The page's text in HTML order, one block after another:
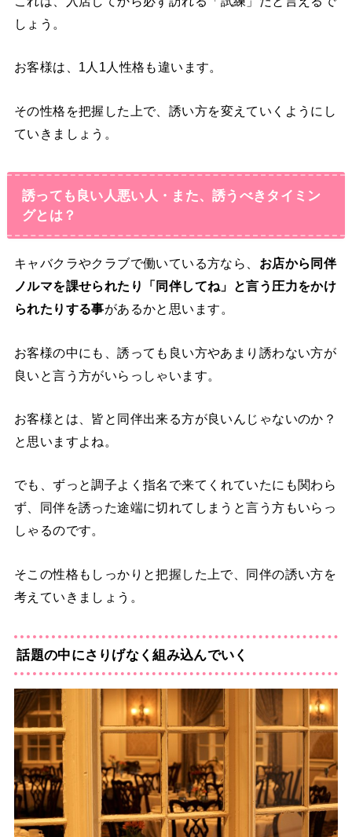
しょう。
お客様は、1人1人性格も違います。
その性格を把握した上で、誘い方を変えていくようにし
ていきましょう。
誘っても良い人悪い人・また、誘うべきタイミン
グとは？
キャバクラやクラブで働いている方なら、 お店から同伴
ノルマを課せられたり「同伴してね」と言う圧力をかけ
られたりする事があるかと思います。
お客様の中にも、誘っても良い方やあまり誘わない方が
良いと言う方がいらっしゃいます。
お客様とは、皆と同伴出来る方が良いんじゃないのか？
と思いますよね。
でも、ずっと調子よく指名で来てくれていたにも関わら
ず、同伴を誘った途端に切れてしまうと言う方もいらっ
しゃるのです。
そこの性格もしっかりと把握した上で、同伴の誘い方を
考えていきましょう。
話題の中にさりげなく組み込んでいく